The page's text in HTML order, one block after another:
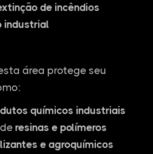
de incêndios
industrial
área protege seu
químicos industriais
resinas e polímeros
e agroquímicos